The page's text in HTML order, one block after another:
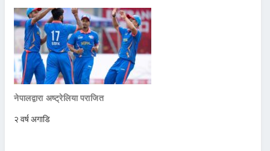
नेपालद्वारा अष्ट्रेलिया पराजित
२ वर्ष अगाडि